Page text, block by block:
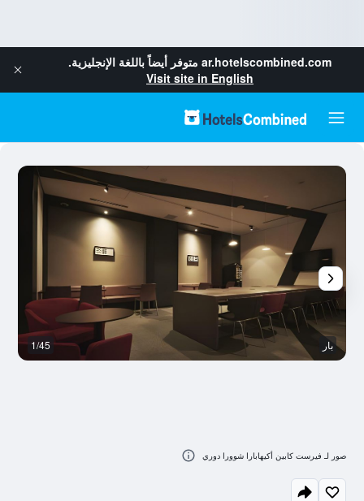
ar.hotelscombined.com متوفر أيضاً باللغة الإنجليزية.
Visit site in English
بار 1/45
صور لـ فيرست كابين أكيهابارا شوورا دوري